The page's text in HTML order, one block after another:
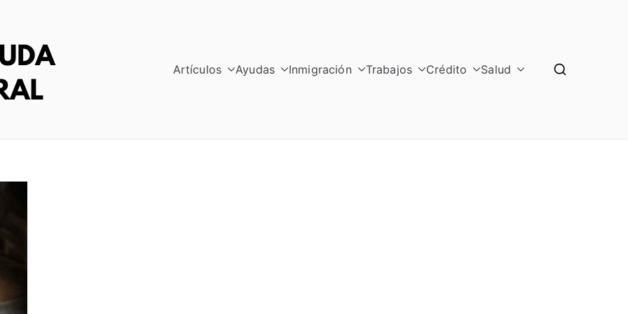
RED AYUDA INTEGRAL
Artículos Ayudas Inmigración Trabajos Crédito Salud